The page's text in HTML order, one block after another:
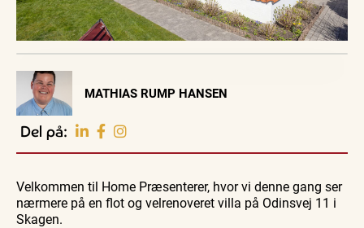
Visit Vendsyssel
EVENTKALENDER
Oplev events i
Vendsyssel
natur og lokale events.
Se events
Guidede ture
Skagen
med
Bedford
Guidede ture
Skagen
med
Bedford
9. aug.
Familie
Skagen
fra
søsiden
9. aug.
MATHIAS RUMP HANSEN
Del på:
Velkommen til Home Præsenterer, hvor vi denne gang ser
nærmere på en flot og velrenoveret villa på Odinsvej 11 i
Skagen.